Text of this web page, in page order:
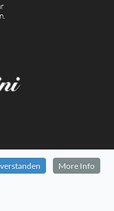
More Info